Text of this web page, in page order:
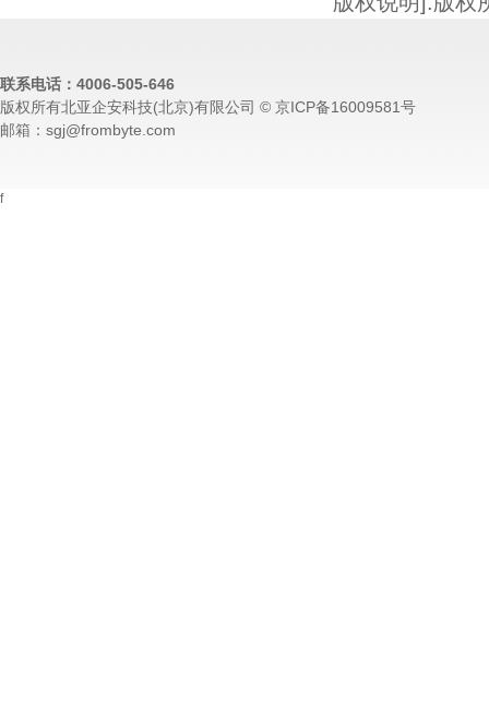
联系电话：4006-505-646
版权所有北亚企安科技(北京)有限公司 © 京ICP备16009581号
邮箱：sgj@frombyte.com
f